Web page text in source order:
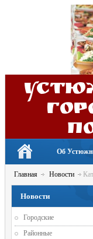
Об
Главная Новости
Новости
Городские
Районные